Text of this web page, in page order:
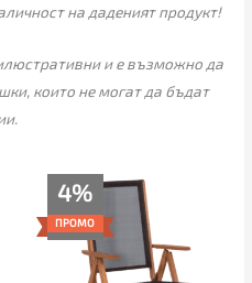
на даденият продукт!
и е възможно да
които не могат да бъдат
4%
ПРОМО
Price
range:
85.00€
through
89.00€